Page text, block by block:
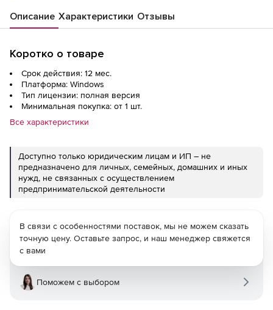
Описание Характеристики Отзывы
Коротко о товаре
Срок действия: 12 мес.
Платформа: Windows
Тип лицензии: полная версия
Минимальная покупка: от 1 шт.
Все характеристики
Доступно только юридическим лицам и ИП – не
предназначено для личных, семейных, домашних и иных
нужд, не связанных с осуществлением
предпринимательской деятельности
В связи с особенностями поставок, мы не можем сказать
точную цену. Оставьте запрос, и наш менеджер свяжется
с вами
Поможем с выбором